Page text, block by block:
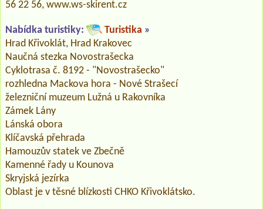
56 22 56, www.ws-skirent.cz
Nabídka turistiky: Turistika »
Hrad Křivoklát, Hrad Krakovec
Naučná stezka Novostrašecka
Cyklotrasa č. 8192 - "Novostrašecko"
rozhledna Mackova hora - Nové Strašecí
železniční muzeum Lužná u Rakovníka
Zámek Lány
Lánská obora
Klíčavská přehrada
Hamouzův statek ve Zbečně
Kamenné řady u Kounova
Skryjská jezírka
Oblast je v těsné blízkosti CHKO Křivoklátsko.